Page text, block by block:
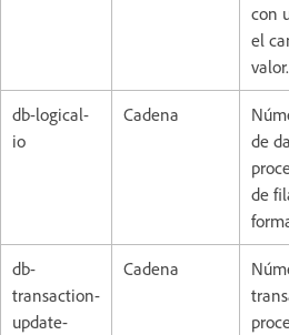
con
el
valor.
db-logical-
io
Cadena
de
de
db-
transaction-
update-
Cadena